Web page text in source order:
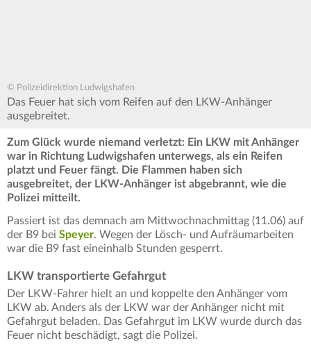
© Polizeidirektion Ludwigshafen
Das Feuer hat sich vom Reifen auf den LKW-Anhänger
ausgebreitet.
Zum Glück wurde niemand verletzt: Ein LKW mit Anhänger
war in Richtung Ludwigshafen unterwegs, als ein Reifen
platzt und Feuer fängt. Die Flammen haben sich
ausgebreitet, der LKW-Anhänger ist abgebrannt, wie die
Polizei mitteilt.
Passiert ist das demnach am Mittwochnachmittag (11.06) auf
der B9 bei Speyer. Wegen der Lösch- und Aufräumarbeiten
war die B9 fast eineinhalb Stunden gesperrt.
LKW transportierte Gefahrgut
Der LKW-Fahrer hielt an und koppelte den Anhänger vom
LKW ab. Anders als der LKW war der Anhänger nicht mit
Gefahrgut beladen. Das Gefahrgut im LKW wurde durch das
Feuer nicht beschädigt, sagt die Polizei.